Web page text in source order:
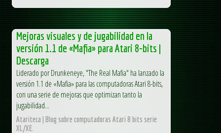
Mejoras visuales y de jugabilidad en la
versión 1.1 de «Mafia» para Atari 8-bits |
Descarga
Liderado por Drunkeneye, "The Real Mafia" ha lanzado la
versión 1.1 de «Mafia» para las computadoras Atari 8-bits,
con una serie de mejoras que optimizan tanto la
jugabilidad...
Atariteca | Blog sobre computadoras Atari 8 bits serie
XL/XE.